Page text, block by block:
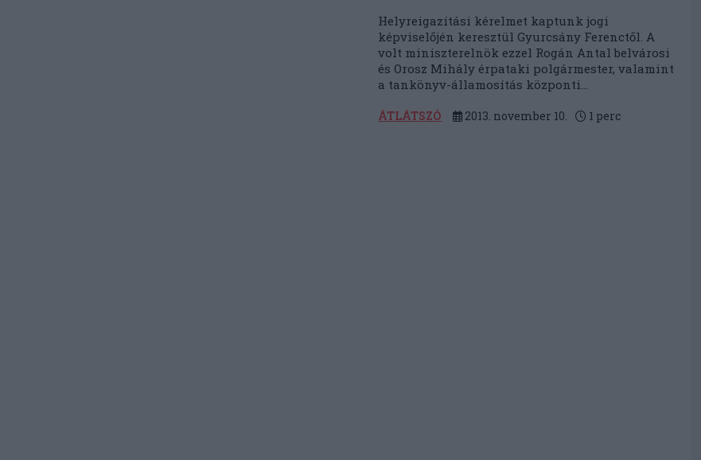
Helyreigazítási kérelmet kaptunk jogi
képviselőjén keresztül Gyurcsány Ferenctől. A
volt miniszterelnök ezzel Rogán Antal belvárosi
és Orosz Mihály érpataki polgármester, valamint
a tankönyv-államosítás központi...
ÁTLÁTSZÓ 2013. november 10. 1 perc